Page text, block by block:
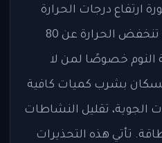
ارتفاع درجات الحرارة
خاصة خلال الليل، حيث لن تنخفض الحرارة عن 80
النوم خصوصًا لمن لا
بشرب كميات كافية
الجوية، تقليل النشاطات
تأتي هذه التحذيرات